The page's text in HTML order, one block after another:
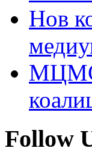
Нов
МЦМС
Follow